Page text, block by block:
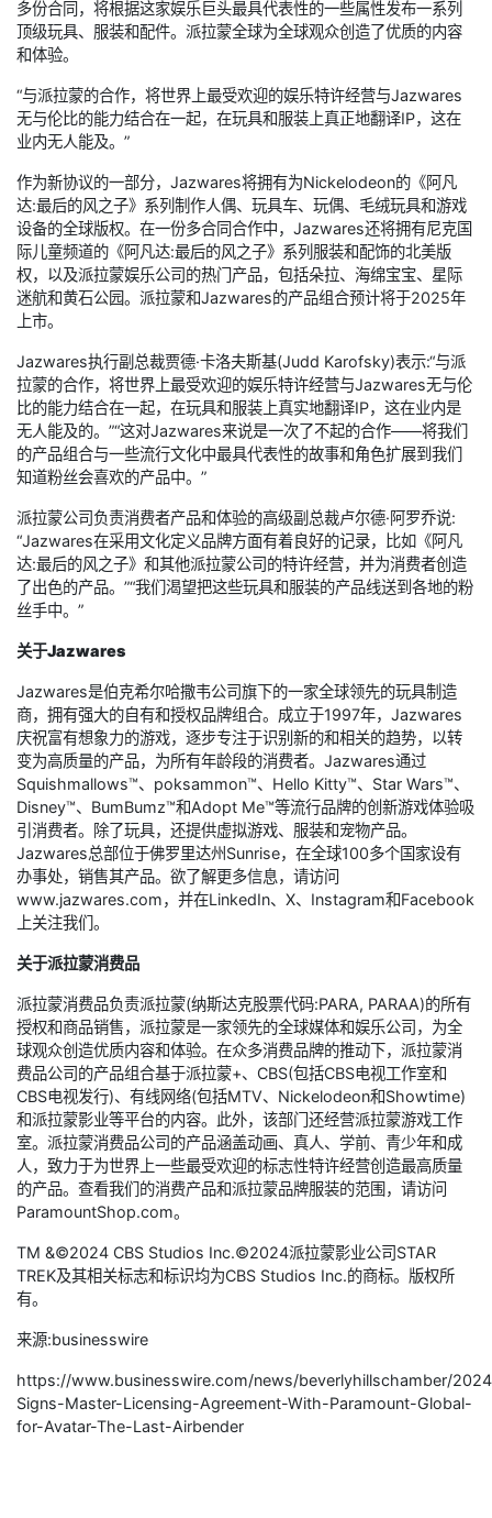
多份合同，将根据这家娱乐巨头最具代表性的一些属性发布一系列
顶级玩具、服装和配件。派拉蒙全球为全球观众创造了优质的内容
和体验。
“与派拉蒙的合作，将世界上最受欢迎的娱乐特许经营与Jazwares
无与伦比的能力结合在一起，在玩具和服装上真正地翻译IP，这在
业内无人能及。”
作为新协议的一部分，Jazwares将拥有为Nickelodeon的《阿凡
达:最后的风之子》系列制作人偶、玩具车、玩偶、毛绒玩具和游戏
设备的全球版权。在一份多合同合作中，Jazwares还将拥有尼克国
际儿童频道的《阿凡达:最后的风之子》系列服装和配饰的北美版
权，以及派拉蒙娱乐公司的热门产品，包括朵拉、海绵宝宝、星际
迷航和黄石公园。派拉蒙和Jazwares的产品组合预计将于2025年
上市。
Jazwares执行副总裁贾德·卡洛夫斯基(Judd Karofsky)表示:“与派
拉蒙的合作，将世界上最受欢迎的娱乐特许经营与Jazwares无与伦
比的能力结合在一起，在玩具和服装上真实地翻译IP，这在业内是
无人能及的。”“这对Jazwares来说是一次了不起的合作——将我们
的产品组合与一些流行文化中最具代表性的故事和角色扩展到我们
知道粉丝会喜欢的产品中。”
派拉蒙公司负责消费者产品和体验的高级副总裁卢尔德·阿罗乔说:
“Jazwares在采用文化定义品牌方面有着良好的记录，比如《阿凡
达:最后的风之子》和其他派拉蒙公司的特许经营，并为消费者创造
了出色的产品。”“我们渴望把这些玩具和服装的产品线送到各地的粉
丝手中。”
关于Jazwares
Jazwares是伯克希尔哈撒韦公司旗下的一家全球领先的玩具制造
商，拥有强大的自有和授权品牌组合。成立于1997年，Jazwares
庆祝富有想象力的游戏，逐步专注于识别新的和相关的趋势，以转
变为高质量的产品，为所有年龄段的消费者。Jazwares通过
Squishmallows™、poksammon™、Hello Kitty™、Star Wars™、
Disney™、BumBumz™和Adopt Me™等流行品牌的创新游戏体验吸
引消费者。除了玩具，还提供虚拟游戏、服装和宠物产品。
Jazwares总部位于佛罗里达州Sunrise，在全球100多个国家设有
办事处，销售其产品。欲了解更多信息，请访问
www.jazwares.com，并在LinkedIn、X、Instagram和Facebook
上关注我们。
关于派拉蒙消费品
派拉蒙消费品负责派拉蒙(纳斯达克股票代码:PARA, PARAA)的所有
授权和商品销售，派拉蒙是一家领先的全球媒体和娱乐公司，为全
球观众创造优质内容和体验。在众多消费品牌的推动下，派拉蒙消
费品公司的产品组合基于派拉蒙+、CBS(包括CBS电视工作室和
CBS电视发行)、有线网络(包括MTV、Nickelodeon和Showtime)
和派拉蒙影业等平台的内容。此外，该部门还经营派拉蒙游戏工作
室。派拉蒙消费品公司的产品涵盖动画、真人、学前、青少年和成
人，致力于为世界上一些最受欢迎的标志性特许经营创造最高质量
的产品。查看我们的消费产品和派拉蒙品牌服装的范围，请访问
ParamountShop.com。
TM &©2024 CBS Studios Inc.©2024派拉蒙影业公司STAR
TREK及其相关标志和标识均为CBS Studios Inc.的商标。版权所
有。
来源:businesswire
https://www.businesswire.com/news/beverlyhillschamber/
Signs-Master-Licensing-Agreement-With-Paramount-Global-
for-Avatar-The-Last-Airbender